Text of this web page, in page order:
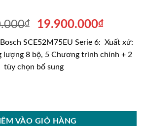
₫
Giá
là:
32.000.000₫.
19.900.000₫Giá
hiện
tại
là:
SCE52M75EU Serie 6: Xuất xứ:
lượng 8 bộ, 5 Chương trình chính + 2
tùy chọn bổ sung
VÀO GIỎ HÀNG